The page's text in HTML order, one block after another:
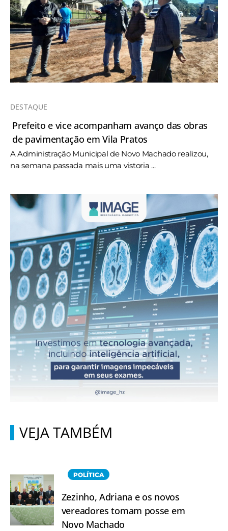
DESTAQUE
Prefeito e vice acompanham avanço das obras
de pavimentação em Vila Pratos
A Administração Municipal de Novo Machado realizou,
na semana passada mais uma vistoria ...
VEJA TAMBÉM
POLÍTICA
Zezinho, Adriana e os novos
vereadores tomam posse em
Novo Machado